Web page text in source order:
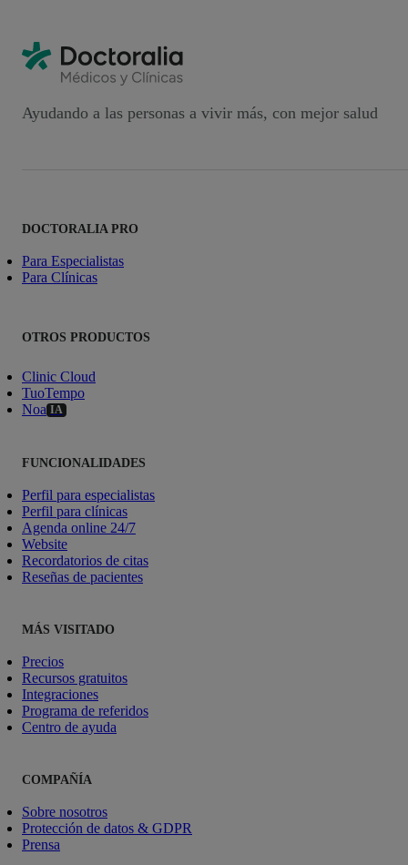
Ayudando a las personas a vivir más, con mejor salud
DOCTORALIA PRO
Para Especialistas
Para Clínicas
OTROS PRODUCTOS
Clinic Cloud
TuoTempo
Noa IA
FUNCIONALIDADES
Perfil para especialistas
Perfil para clínicas
Agenda online 24/7
Website
Recordatorios de citas
Reseñas de pacientes
MÁS VISITADO
Precios
Recursos gratuitos
Integraciones
Programa de referidos
Centro de ayuda
COMPAÑÍA
Sobre nosotros
Protección de datos & GDPR
Prensa